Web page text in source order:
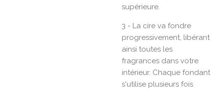
supérieure.
3 - La cire va fondre
progressivement, libérant
ainsi toutes les
fragrances dans votre
intérieur. Chaque fondant
s'utilise plusieurs fois